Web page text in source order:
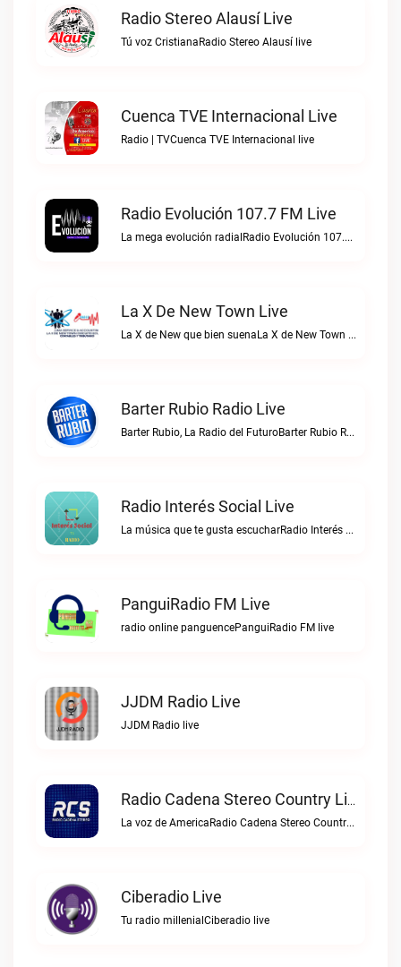
Radio Stereo Alausí Live
Tú voz CristianaRadio Stereo Alausí live
Cuenca TVE Internacional Live
Radio | TVCuenca TVE Internacional live
Radio Evolución 107.7 FM Live
La mega evolución radialRadio Evolución 107.7 FM live
La X De New Town Live
La X de New que bien suenaLa X de New Town live
Barter Rubio Radio Live
Barter Rubio, La Radio del FuturoBarter Rubio Radio live
Radio Interés Social Live
La música que te gusta escucharRadio Interés Social live
PanguiRadio FM Live
radio online panguencePanguiRadio FM live
JJDM Radio Live
JJDM Radio live
Radio Cadena Stereo Country Live
La voz de AmericaRadio Cadena Stereo Country live
Ciberadio Live
Tu radio millenialCiberadio live